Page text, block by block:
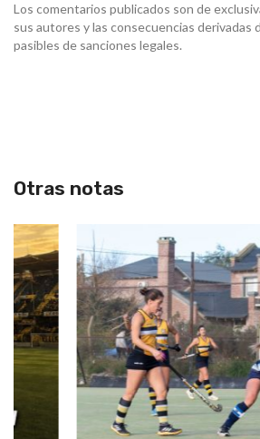
Los comentarios publicados son de
sus autores y las consecuencias derivadas
pasibles de sanciones legales.
Otras notas